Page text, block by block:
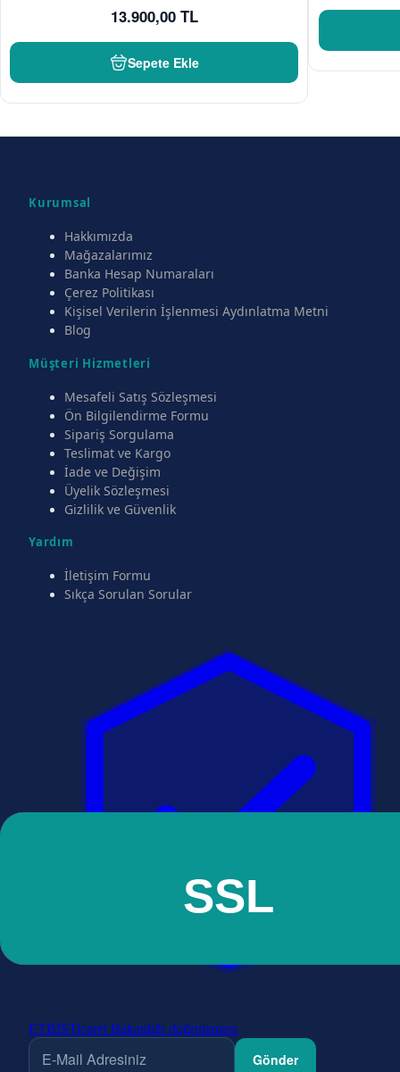
13.900,00 TL
Sepete Ekle
Kurumsal
Hakkımızda
Mağazalarımız
Banka Hesap Numaraları
Çerez Politikası
Kişisel Verilerin İşlenmesi Aydınlatma Metni
Blog
Müşteri Hizmetleri
Mesafeli Satış Sözleşmesi
Ön Bilgilendirme Formu
Sipariş Sorgulama
Teslimat ve Kargo
İade ve Değişim
Üyelik Sözleşmesi
Gizlilik ve Güvenlik
Yardım
İletişim Formu
Sıkça Sorulan Sorular
ETBİSTicaret Bakanlığı doğrulaması
Gönder